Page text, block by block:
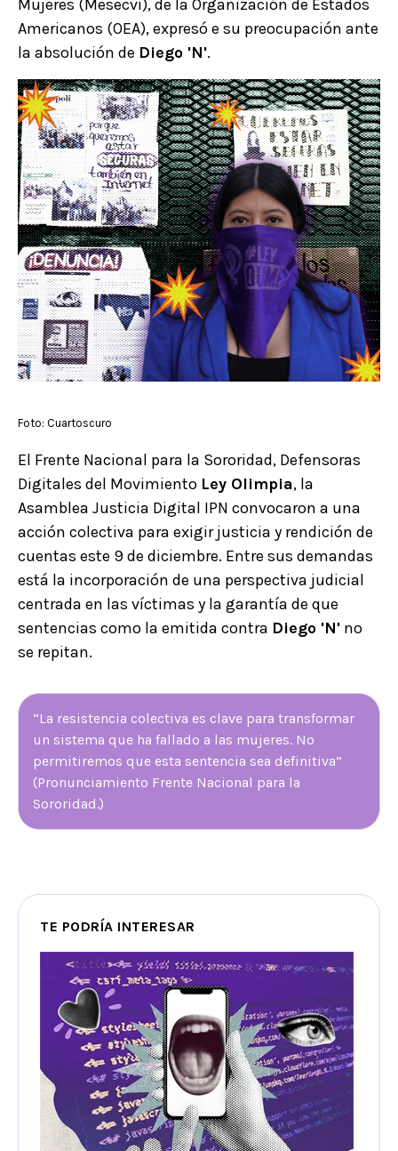
Mujeres (Mesecvi), de la Organización de Estados
Americanos (OEA), expresó e su preocupación ante
la absolución de Diego 'N'.
Foto: Cuartoscuro
El Frente Nacional para la Sororidad, Defensoras
Digitales del Movimiento Ley Olimpia, la
Asamblea Justicia Digital IPN convocaron a una
acción colectiva para exigir justicia y rendición de
cuentas este 9 de diciembre. Entre sus demandas
está la incorporación de una perspectiva judicial
centrada en las víctimas y la garantía de que
sentencias como la emitida contra Diego 'N' no
se repitan.
“La resistencia colectiva es clave para transformar
un sistema que ha fallado a las mujeres. No
permitiremos que esta sentencia sea definitiva”
(Pronunciamiento Frente Nacional para la
Sororidad.)
TE PODRÍA INTERESAR